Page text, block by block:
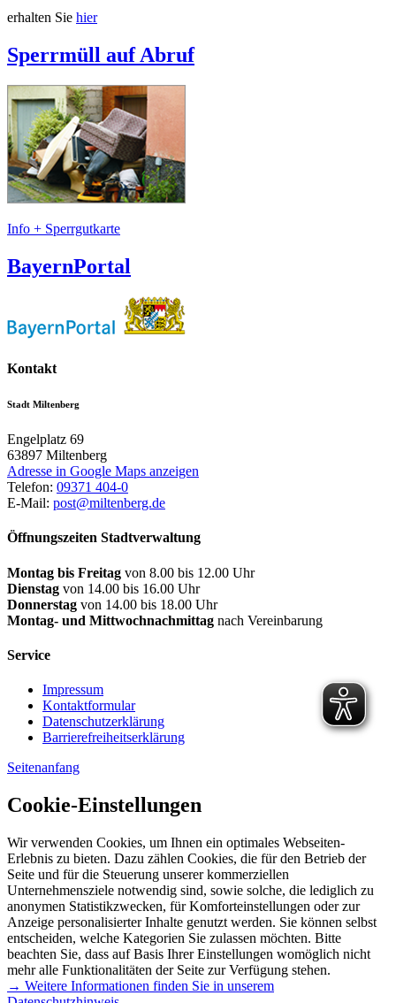
erhalten Sie hier
Sperrmüll auf Abruf
Info + Sperrgutkarte
BayernPortal
Kontakt
Stadt Miltenberg
Engelplatz 69
63897 Miltenberg
Adresse in Google Maps anzeigen
Telefon: 09371 404-0
E-Mail: post@miltenberg.de
Öffnungszeiten Stadtverwaltung
Montag bis Freitag von 8.00 bis 12.00 Uhr
Dienstag von 14.00 bis 16.00 Uhr
Donnerstag von 14.00 bis 18.00 Uhr
Montag- und Mittwochnachmittag nach Vereinbarung
Service
Impressum
Kontaktformular
Datenschutzerklärung
Barrierefreiheitserklärung
Seitenanfang
Cookie-Einstellungen
Wir verwenden Cookies, um Ihnen ein optimales Webseiten-
Erlebnis zu bieten. Dazu zählen Cookies, die für den Betrieb der
Seite und für die Steuerung unserer kommerziellen
Unternehmensziele notwendig sind, sowie solche, die lediglich zu
anonymen Statistikzwecken, für Komforteinstellungen oder zur
Anzeige personalisierter Inhalte genutzt werden. Sie können selbst
entscheiden, welche Kategorien Sie zulassen möchten. Bitte
beachten Sie, dass auf Basis Ihrer Einstellungen womöglich nicht
mehr alle Funktionalitäten der Seite zur Verfügung stehen.
→ Weitere Informationen finden Sie in unserem